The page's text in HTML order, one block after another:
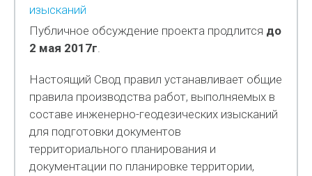
изысканий
Публичное обсуждение проекта продлится до
2 мая 2017г.
Настоящий Свод правил устанавливает общие
правила производства работ, выполняемых в
составе инженерно-геодезических изысканий
для подготовки документов
территориального планирования и
документации по планировке территории,